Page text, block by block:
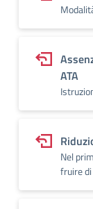
ATA
Nel
fruire